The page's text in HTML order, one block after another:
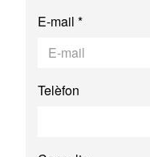
E-mail *
Telèfon